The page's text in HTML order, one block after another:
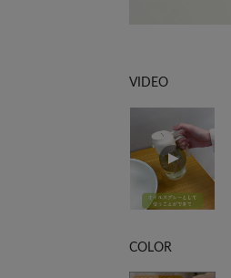
VIDEO
COLOR